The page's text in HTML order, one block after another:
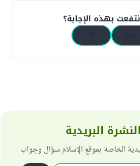
بهذه الإجابة؟
النشرة البريدية
الخاصة بموقع الإسلام سؤال وجواب